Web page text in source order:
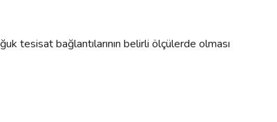
tesisat bağlantılarının belirli ölçülerde olması